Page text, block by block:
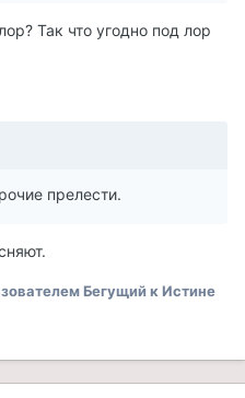
Так что угодно под лор
прелести.
Бегущий к Истине